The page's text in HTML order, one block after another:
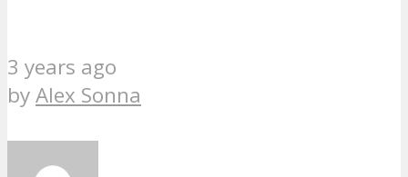
3 years ago
byAlex Sonna